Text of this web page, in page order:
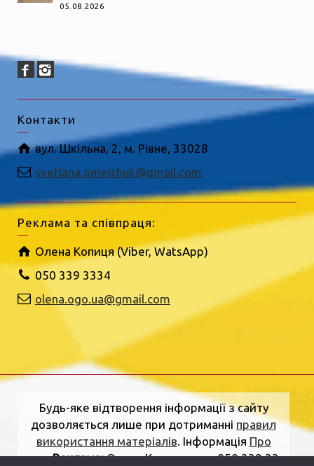
05.08.2026
Контакти
вул. Шкільна, 2, м. Рівне, 33028
svetlana.omelchuk@gmail.com
Реклама та співпраця:
Олена Копиця (Viber, WatsApp)
050 339 3334
olena.ogo.ua@gmail.com
Будь-яке відтворення інформації з сайту
дозволяється лише при дотриманні правил
використання матеріалів . Інформація Про
нас.Реклама:Олена Копиця, тел. 050 339 33